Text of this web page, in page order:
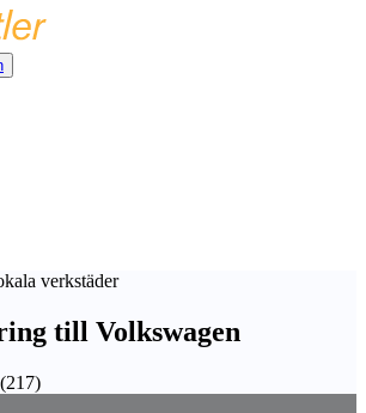
verkstäder
till Volkswagen
(217)